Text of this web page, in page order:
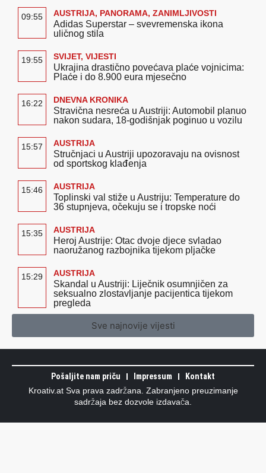
09:55 AUSTRIJA, PANORAMA, ZANIMLJIVOSTI
Adidas Superstar – svevremenska ikona
uličnog stila
19:55 SVIJET, VIJESTI
Ukrajina drastično povećava plaće vojnicima:
Plaće i do 8.900 eura mjesečno
16:22 DNEVNA KRONIKA
Stravična nesreća u Austriji: Automobil planuo
nakon sudara, 18-godišnjak poginuo u vozilu
15:57 AUSTRIJA
Stručnjaci u Austriji upozoravaju na ovisnost
od sportskog klađenja
15:46 AUSTRIJA
Toplinski val stiže u Austriju: Temperature do
36 stupnjeva, očekuju se i tropske noći
15:35 AUSTRIJA
Heroj Austrije: Otac dvoje djece svladao
naoružanog razbojnika tijekom pljačke
15:29 AUSTRIJA
Skandal u Austriji: Liječnik osumnjičen za
seksualno zlostavljanje pacijentica tijekom
pregleda
Sve najnovije vijesti
Pošaljite nam priču Impressum
Kontakt
Kroativ.at Sva prava zadržana. Zabranjeno preuzimanje
sadržaja bez dozvole izdavača.